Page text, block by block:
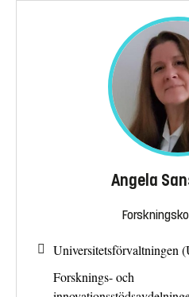
Angela
Universitetsförvaltningen
Forsknings- och